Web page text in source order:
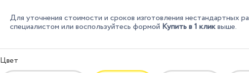
Для уточнения стоимости и сроков изготовления нестандартных
специалистом или воспользуйтесь формой Купить в 1 кликвыше.
Цвет